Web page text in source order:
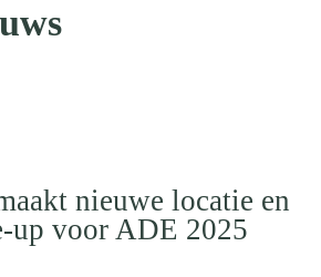
nieuwe locatie en
up voor ADE 2025